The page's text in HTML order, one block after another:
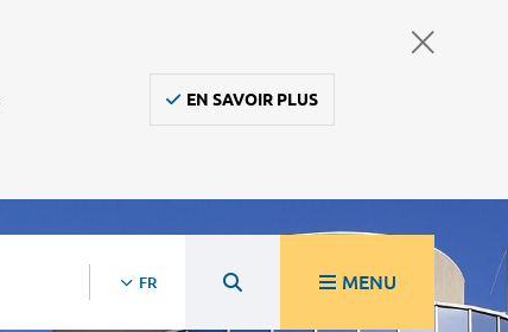
EN SAVOIR PLUS
FR MENU